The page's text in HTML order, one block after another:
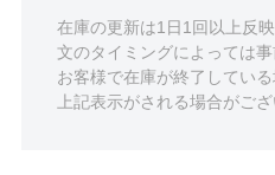
在庫の更新は1日1回以上反
文のタイミングによっては
お客様で在庫が終了してい
上記表示がされる場合がご